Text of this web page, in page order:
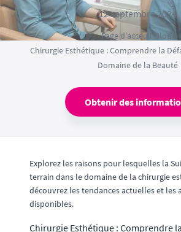
12 septembre 2024
Page d'acceuil›Blog
Chirurgie Esthétique : Comprendre la
Domaine de la Beauté
Obtenir des
Explorez les raisons pour lesquelles la
terrain dans le domaine de la chirurgie
découvrez les tendances actuelles et les
disponibles.
Chirurgie Esthétique : Comprendre